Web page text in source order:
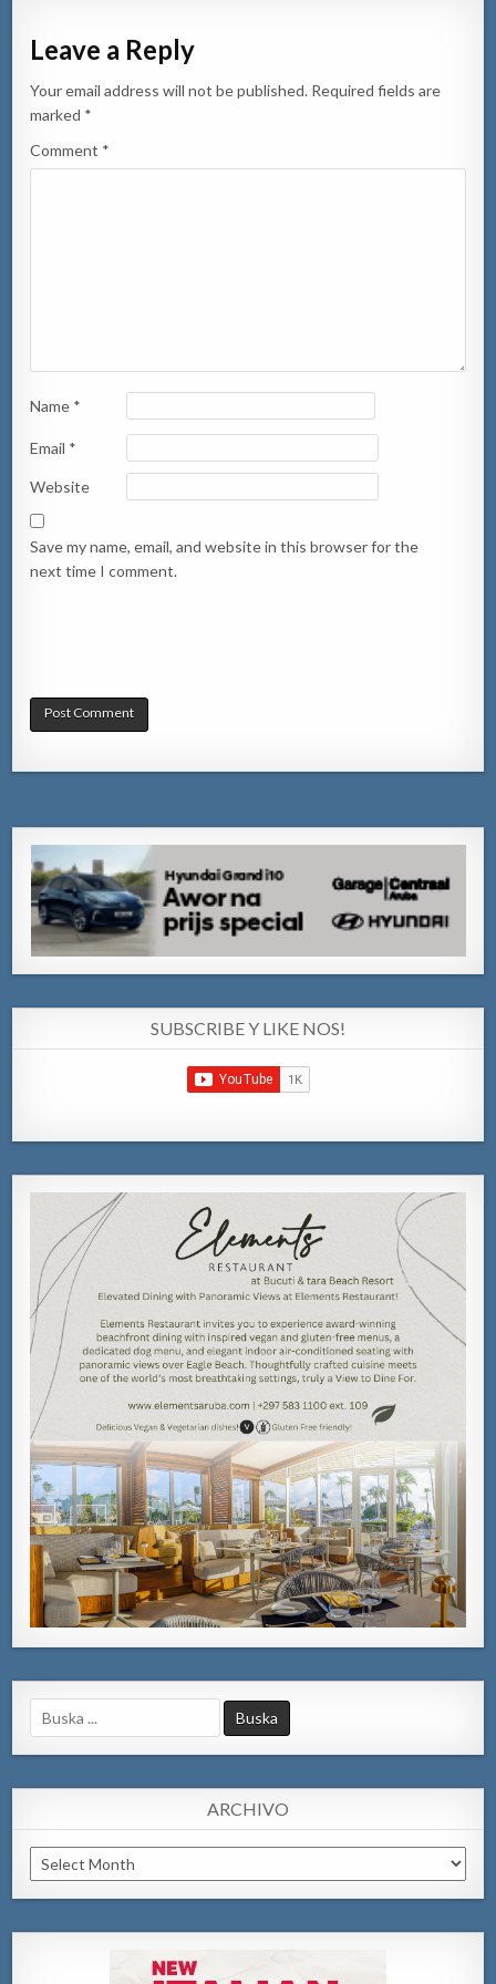
Leave a Reply
Your email address will not be published. Required fields are
marked *
Comment *
Name *
Email *
Website
Save my name, email, and website in this browser for the
next time I comment.
SUBSCRIBE Y LIKE NOS!
Search
for:
ARCHIVO
Archivo